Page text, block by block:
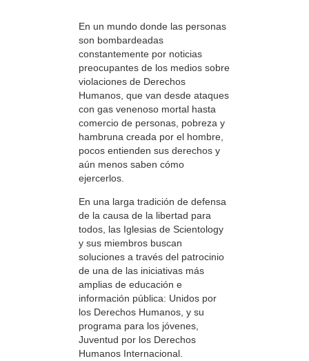
En un mundo donde las personas
son bombardeadas
constantemente por noticias
preocupantes de los medios sobre
violaciones de Derechos
Humanos, que van desde ataques
con gas venenoso mortal hasta
comercio de personas, pobreza y
hambruna creada por el hombre,
pocos entienden sus derechos y
aún menos saben cómo
ejercerlos.
En una larga tradición de defensa
de la causa de la libertad para
todos, las Iglesias de Scientology
y sus miembros buscan
soluciones a través del patrocinio
de una de las iniciativas más
amplias de educación e
información pública: Unidos por
los Derechos Humanos, y su
programa para los jóvenes,
Juventud por los Derechos
Humanos Internacional.